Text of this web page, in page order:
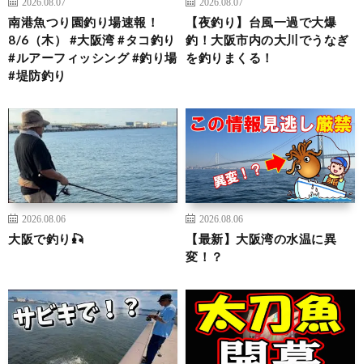
南港魚つり園釣り場速報！
8/6（木） #大阪湾 #タコ釣り
#ルアーフィッシング #釣り場
#堤防釣り
【夜釣り】台風一過で大爆
釣！大阪市内の大川でうなぎ
を釣りまくる！
2026.08.06
大阪で釣り🎣
2026.08.06
【最新】大阪湾の水温に異
変！？